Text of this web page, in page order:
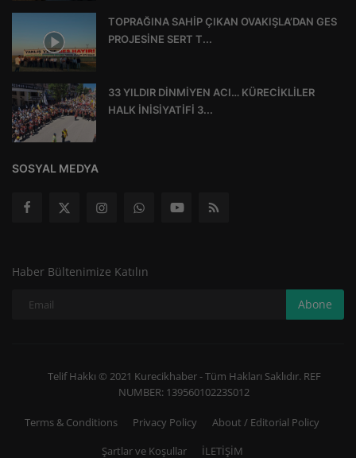
TOPRAĞINA SAHİP ÇIKAN OVAKIŞLA’DAN GES
PROJESİNE SERT T...
33 YILDIR DİNMİYEN ACI… KÜRECİKLİLER
HALK İNİSİYATİFİ 3...
SOSYAL MEDYA
Haber Bültenimize Katılın
Abone
Telif Hakkı © 2021 Kurecikhaber - Tüm Hakları Saklıdır. REF
NUMBER: 13956010223S012
Terms & Conditions Privacy Policy
About / Editorial Policy
Şartlar ve Koşullar
İLETİŞİM